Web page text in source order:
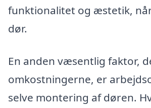
funktionalitet og æstetik,
dør.
En anden væsentlig faktor,
omkostningerne, er
selve montering af døren.